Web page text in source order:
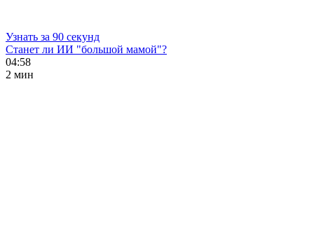
Узнать за 90 секунд
Станет ли ИИ "большой мамой"?
04:58
2 мин